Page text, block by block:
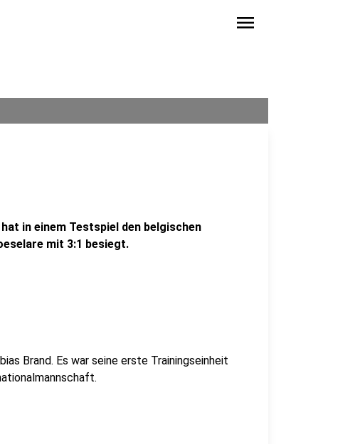
menu
in einem Testspiel den belgischen
mit 3:1 besiegt.
Brand. Es war seine erste Trainingseinheit